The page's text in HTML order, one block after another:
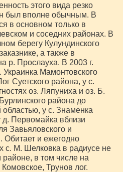
этого вида резко
был вполне обычным. В
в основном только в
и соседних районах. В
берегу Кулундинского
а также в
р. Прослауха. В 2003 г.
Мамонтовского
Суетского района, у с.
оз. Ляпуниха и оз. Б.
района до
у с. Знаменка
д. Первомайка вблизи
Завьяловского и
Обитает и ежегодно
с. М. Шелковка в радиусе не
в том числе на
Трунов лог.